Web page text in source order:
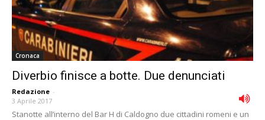
Cronaca
Diverbio finisce a botte. Due denunciati
Redazione -
3 Aprile 2017
Stanotte all’interno del Bar H di Caldogno due cittadini romeni e un